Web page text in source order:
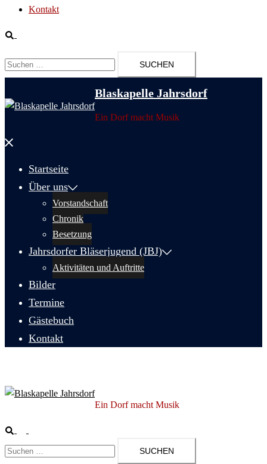
Kontakt
Suche
Suchen
nach:
Blaskapelle Jahrsdorf
Ein Dorf macht Musik
Menü
Startseite
Über uns
Vorstandschaft
Chronik
Besetzung
Jahrsdorfer Bläserjugend (JBJ)
Aktivitäten und Auftritte
Bilder
Termine
Gästebuch
Kontakt
Ein Dorf macht Musik
Suche
umschalten
Suchen
nach: